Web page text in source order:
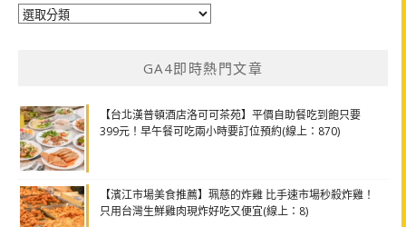
分
GA4即時熱門文章
【台北漢普頓酒店洛可可茶苑】平價自助餐吃到飽只要
399元！早午餐可吃兩小時要訂位預約(線上：870)
【濱江市場美食推薦】珮慈的炸雞 比手速市場秒殺炸雞！
只用台灣生鮮雞肉現炸好吃又便宜(線上：8)